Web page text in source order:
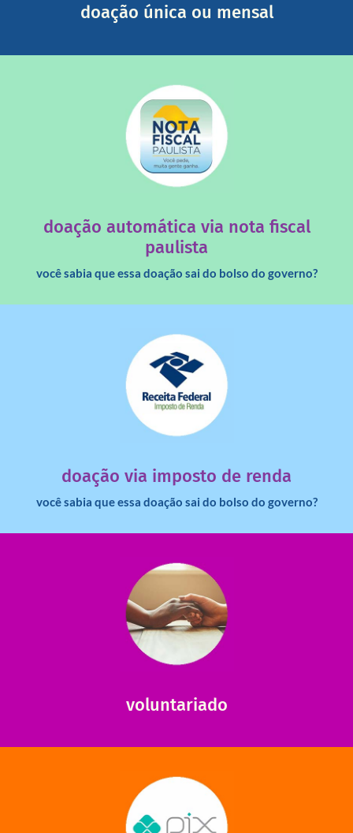
doação única ou mensal
doação automática via nota fiscal
paulista
você sabia que essa doação sai do bolso do governo?
saiba mais
doação via imposto de renda
você sabia que essa doação sai do bolso do governo?
imposto de renda para uma instituição e que esse
dinheiro deixa de ir para o governo?
saiba mais
voluntariado
ajudar com certos assuntos. Entre em contato conosco e
saiba como nos ajudar.
saiba mais
saiba mais